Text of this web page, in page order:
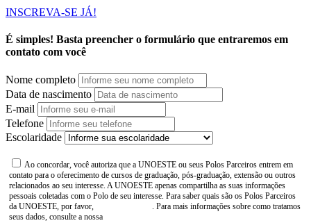
INSCREVA-SE JÁ!
É simples! Basta preencher o formulário que entraremos em
contato com você
Nome completo
Data de nascimento
E-mail
Telefone
Escolaridade
Ao concordar, você autoriza que a UNOESTE ou seus Polos Parceiros entrem em
contato para o oferecimento de cursos de graduação, pós-graduação, extensão ou outros
relacionados ao seu interesse. A UNOESTE apenas compartilha as suas informações
pessoais coletadas com o Polo de seu interesse. Para saber quais são os Polos Parceiros
da UNOESTE, por favor,
. Para mais informações sobre como tratamos
seus dados, consulte a nossa